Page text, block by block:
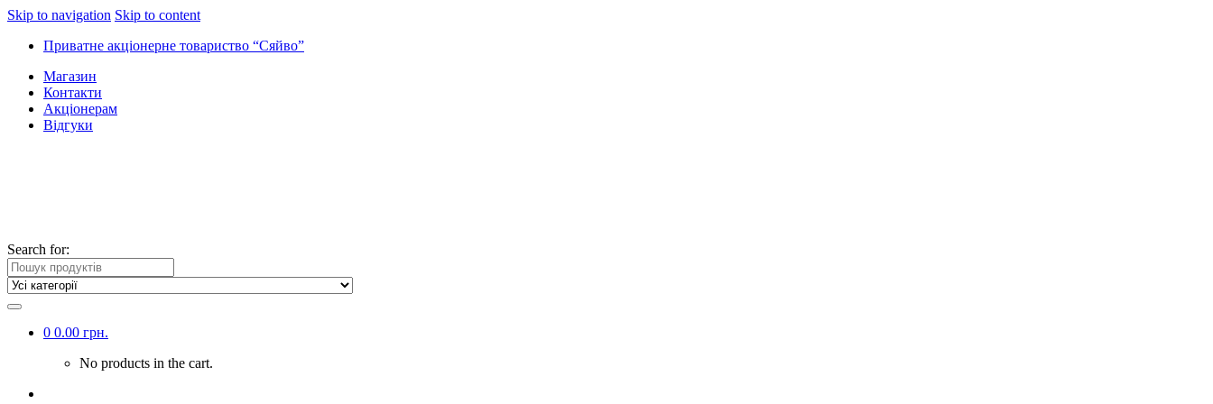
Skip to navigation Skip to content
Приватне акціонерне товариство “Сяйво”
Магазин
Контакти
Акціонерам
Відгуки
Search for:
0 0.00 грн.
No products in the cart.